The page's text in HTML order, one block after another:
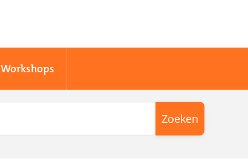
Workshops
Zoeken